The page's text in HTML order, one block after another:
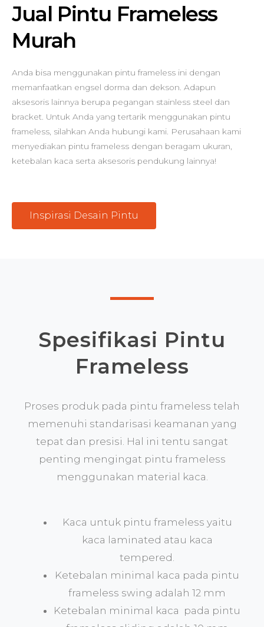
Jual Pintu Frameless
Murah
Anda bisa menggunakan pintu frameless ini dengan
memanfaatkan engsel dorma dan dekson. Adapun
aksesoris lainnya berupa pegangan stainless steel dan
bracket. Untuk Anda yang tertarik menggunakan pintu
frameless, silahkan Anda hubungi kami. Perusahaan kami
menyediakan pintu frameless dengan beragam ukuran,
ketebalan kaca serta aksesoris pendukung lainnya!
Inspirasi Desain Pintu
Spesifikasi Pintu
Frameless
Proses produk pada pintu frameless telah
memenuhi standarisasi keamanan yang
tepat dan presisi. Hal ini tentu sangat
penting mengingat pintu frameless
menggunakan material kaca.
Kaca untuk pintu frameless yaitu
kaca laminated atau kaca
tempered.
Ketebalan minimal kaca pada pintu
frameless swing adalah 12 mm
Ketebalan minimal kaca pada pintu